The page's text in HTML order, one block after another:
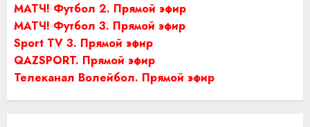
МАТЧ! Футбол 2. Прямой эфир
МАТЧ! Футбол 3. Прямой эфир
Sport TV 3. Прямой эфир
QAZSPORT. Прямой эфир
Телеканал Волейбол. Прямой эфир